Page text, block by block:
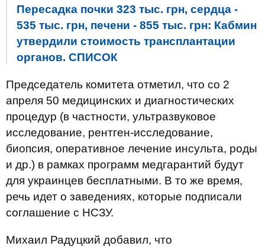
Пересадка почки 323 тыс. грн, сердца -
535 тыс. грн, печени - 855 тыс. грн: Кабмин
утвердили стоимость трансплантации
органов. СПИСОК
Председатель комитета отметил, что со 2
апреля 50 медицинских и диагностических
процедур (в частности, ультразвуковое
исследование, рентген-исследование,
биопсия, оперативное лечение инсульта, роды
и др.) в рамках программ медгарантий будут
для украинцев бесплатными. В то же время,
речь идет о заведениях, которые подписали
соглашение с НСЗУ.
Михаил Радуцкий добавил, что